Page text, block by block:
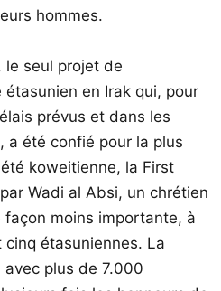
hommes.
le seul projet de
en Irak qui, pour
prévus et dans les
a été confié pour la plus
koweitienne, la First
Wadi al Absi, un chrétien
moins importante, à
étasuniennes. La
plus de 7.000